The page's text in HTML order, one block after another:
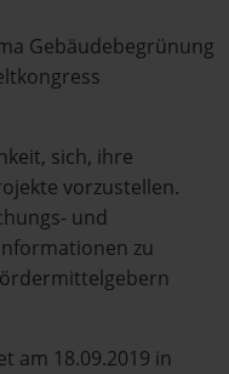
Gebäudebegrünung
sich, ihre
vorzustellen.
und
zu
am 18.09.2019 in